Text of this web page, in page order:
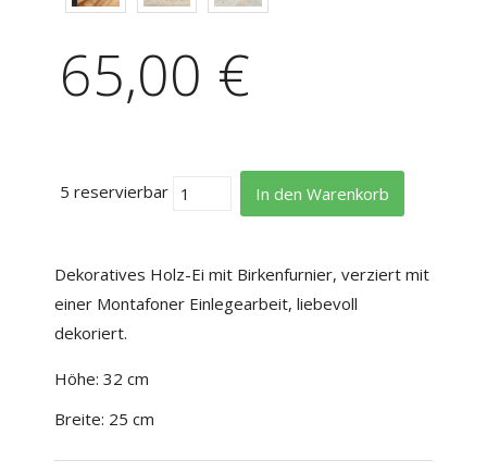
65,00 €
5 reservierbar In den Warenkorb
Dekoratives Holz-Ei mit Birkenfurnier, verziert mit
einer Montafoner Einlegearbeit, liebevoll
dekoriert.
Höhe: 32 cm
Breite: 25 cm